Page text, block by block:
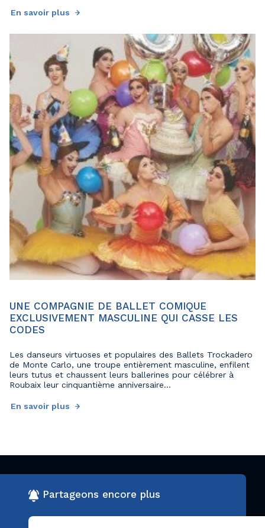
En savoir plus
UNE COMPAGNIE DE BALLET COMIQUE
EXCLUSIVEMENT MASCULINE QUI CASSE LES
CODES
Les danseurs virtuoses et populaires des Ballets Trockadero
de Monte Carlo, une troupe entièrement masculine, enfilent
leurs tutus et chaussent leurs ballerines pour célébrer à
Roubaix leur cinquantième anniversaire...
En savoir plus
Partageons encore plus